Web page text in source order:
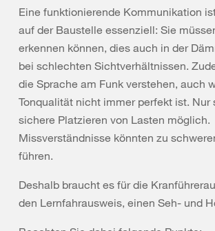
Eine funktionierende Kommunikation
auf der Baustelle essenziell: Sie
erkennen können, dies auch in der
bei schlechten Sichtverhältnissen.
die Sprache am Funk verstehen, auch
Tonqualität nicht immer perfekt ist. Nur
sichere Platzieren von Lasten möglich.
Missverständnisse könnten zu
führen.
Deshalb braucht es für die
den Lernfahrausweis, einen Seh- und